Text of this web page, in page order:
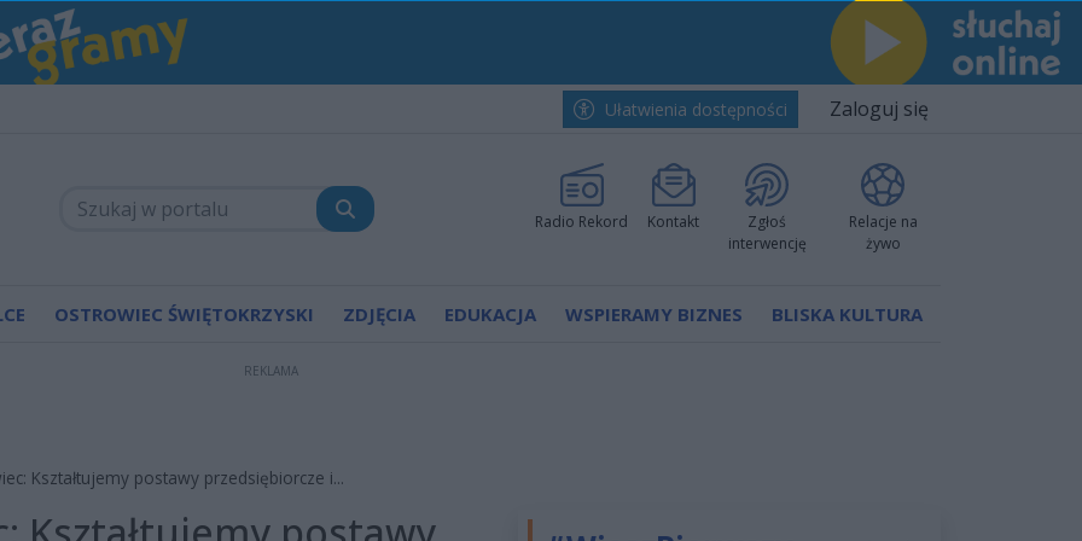
Ułatwienia dostępności Zaloguj się
Radio Rekord Kontakt
Zgłoś
interwencję
Relacje na
żywo
OSTROWIEC ŚWIĘTOKRZYSKI ZDJĘCIA EDUKACJA WSPIERAMY BIZNES BLISKA KULTURA
REKLAMA
Kształtujemy postawy przedsiębiorcze i...